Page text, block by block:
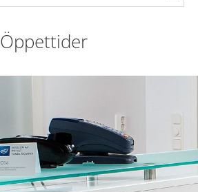
Öppettider